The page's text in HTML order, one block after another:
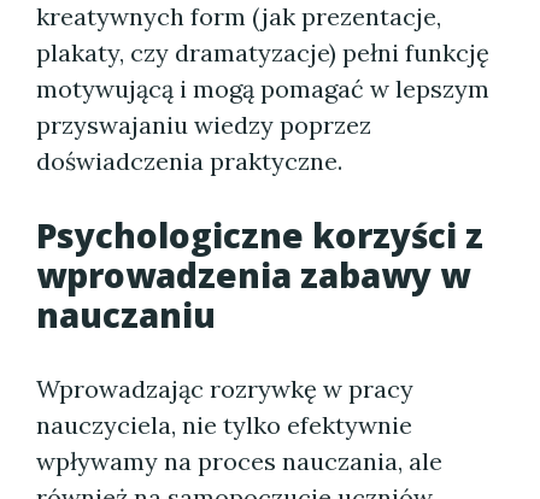
kreatywnych form (jak prezentacje,
plakaty, czy dramatyzacje) pełni funkcję
motywującą i mogą pomagać w lepszym
przyswajaniu wiedzy poprzez
doświadczenia praktyczne.
Psychologiczne korzyści z
wprowadzenia zabawy w
nauczaniu
Wprowadzając rozrywkę w pracy
nauczyciela, nie tylko efektywnie
wpływamy na proces nauczania, ale